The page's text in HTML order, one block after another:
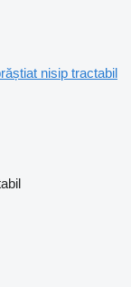
nisip tractabil